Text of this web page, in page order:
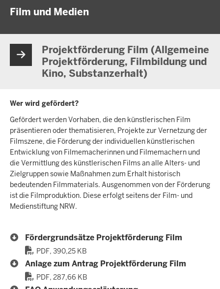
Film und Medien
Projektförderung Film (Allgemeine
Projektförderung, Filmbildung und
Kino, Substanzerhalt)
Wer wird gefördert?
Gefördert werden Vorhaben, die den künstlerischen Film
präsentieren oder thematisieren, Projekte zur Vernetzung der
Filmszene, die Förderung der individuellen künstlerischen
Entwicklung von Filmemacherinnen und Filmemachern und
die Vermittlung des künstlerischen Films an alle Alters- und
Zielgruppen sowie Maßnahmen zum Erhalt historisch
bedeutenden Filmmaterials. Ausgenommen von der Förderung
ist die Filmproduktion. Diese erfolgt seitens der Film- und
Medienstiftung NRW.
Fördergrundsätze Projektförderung Film
PDF, 390,25 KB
Anlage zum Antrag Projektförderung Film
PDF, 287,66 KB